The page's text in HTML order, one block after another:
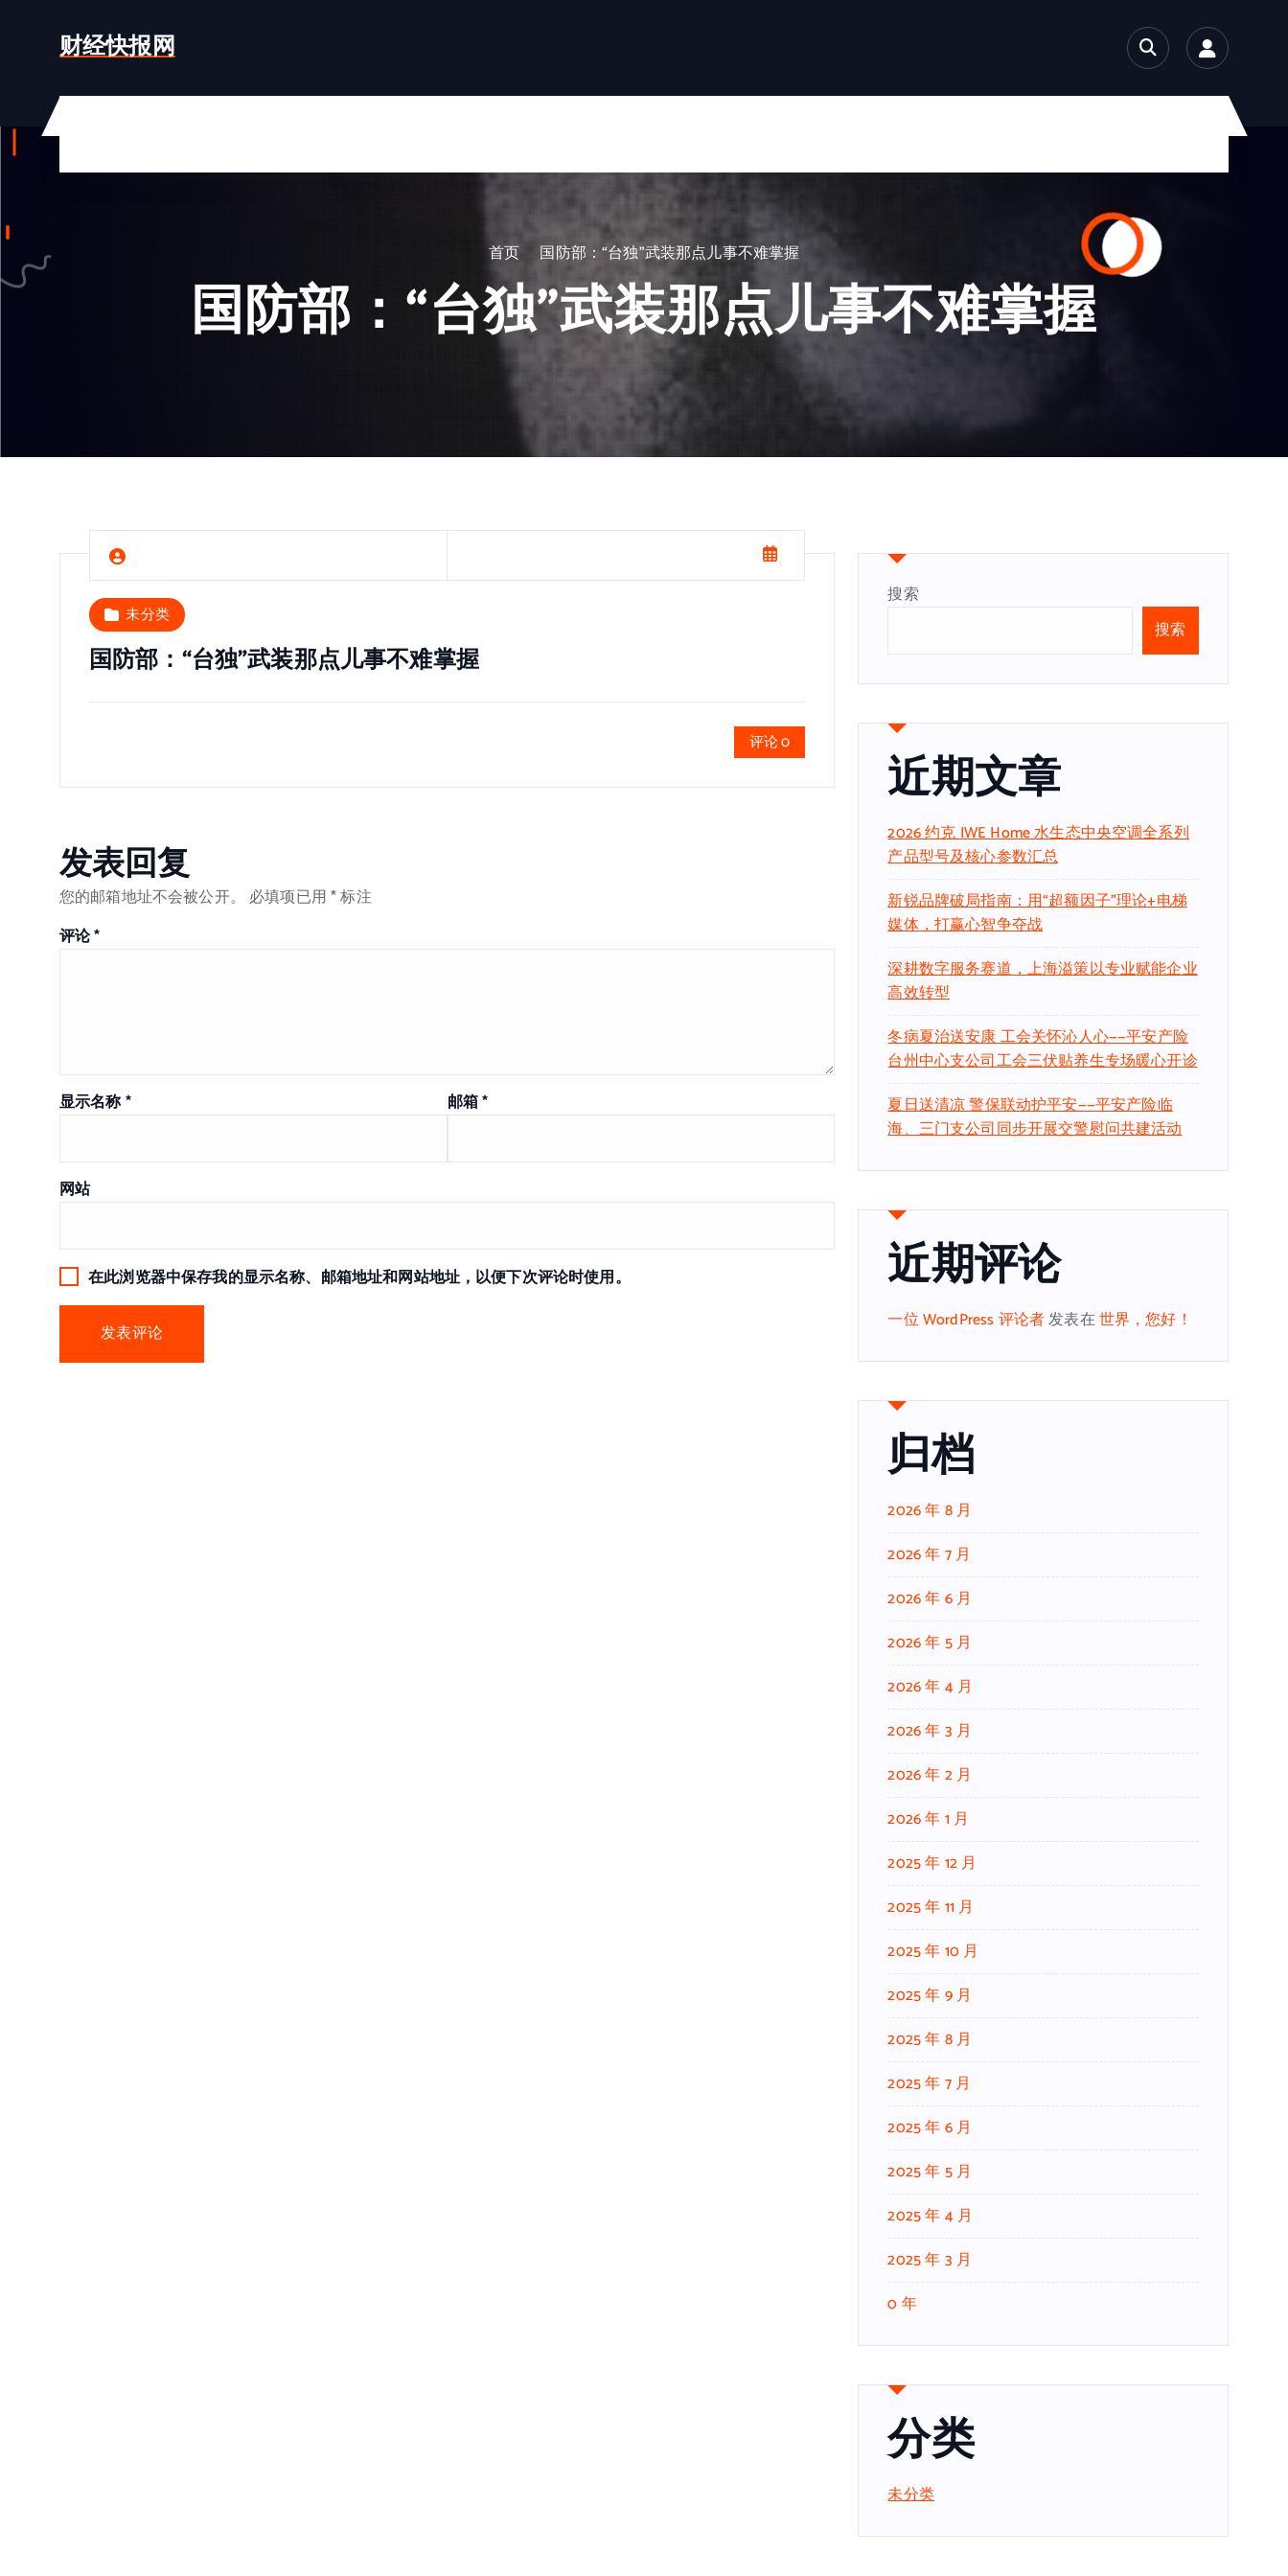
财经快报网
首页 国防部：“台独”武装那点儿事不难掌握
国防部：“台独”武装那点儿事不难掌握
未分类
国防部：“台独”武装那点儿事不难掌握
评论 0
发表回复
您的邮箱地址不会被公开。 必填项已用*标注
评论*
显示名称* 邮箱*
网站
在此浏览器中保存我的显示名称、邮箱地址和网站地址，以便下次评论时使用。
搜索
搜索
近期文章
2026 约克 IWE Home 水生态中央空调全系列
产品型号及核心参数汇总
新锐品牌破局指南：用“超额因子”理论+电梯
媒体，打赢心智争夺战
深耕数字服务赛道，上海溢策以专业赋能企业
高效转型
冬病夏治送安康 工会关怀沁人心——平安产险
台州中心支公司工会三伏贴养生专场暖心开诊
夏日送清凉 警保联动护平安——平安产险临
海、三门支公司同步开展交警慰问共建活动
近期评论
一位 WordPress 评论者发表在世界，您好！
归档
2026 年 8 月
2026 年 7 月
2026 年 6 月
2026 年 5 月
2026 年 4 月
2026 年 3 月
2026 年 2 月
2026 年 1 月
2025 年 12 月
2025 年 11 月
2025 年 10 月
2025 年 9 月
2025 年 8 月
2025 年 7 月
2025 年 6 月
2025 年 5 月
2025 年 4 月
2025 年 3 月
0 年
分类
未分类